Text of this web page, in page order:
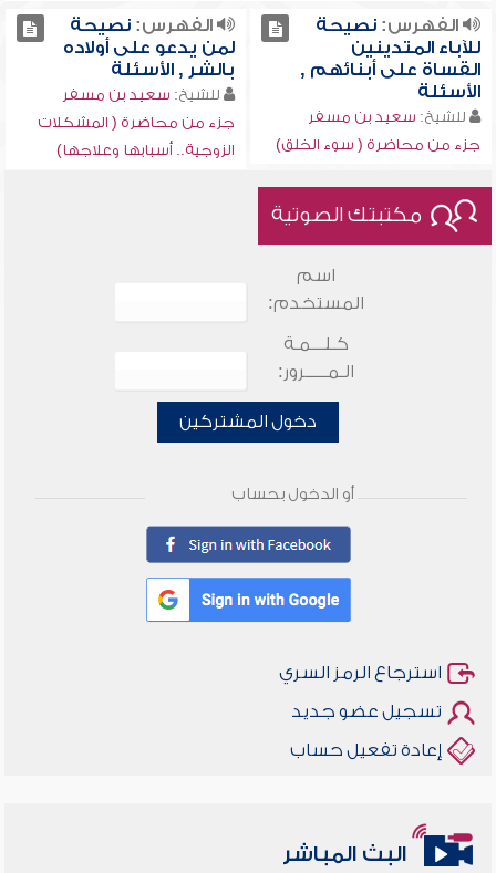
الفهرس:نصيحة
للآباء المتدينين
القساة على أبنائهم ,
الأسئلة
للشيخ: سعيد بن مسفر
جزء من محاضرة ( سوء الخلق)
الفهرس:نصيحة
لمن يدعو على أولاده
بالشر , الأسئلة
للشيخ: سعيد بن مسفر
جزء من محاضرة ( المشكلات
الزوجية.. أسبابها وعلاجها)
مكتبتك الصوتية
اسم
المستخدم:
كـلـــمـة
الـمـــــرور:
دخول المشتركين
أو الدخول بحساب
استرجاع الرمز السري
تسجيل عضو جديد
إعادة تفعيل حساب
البث المباشر